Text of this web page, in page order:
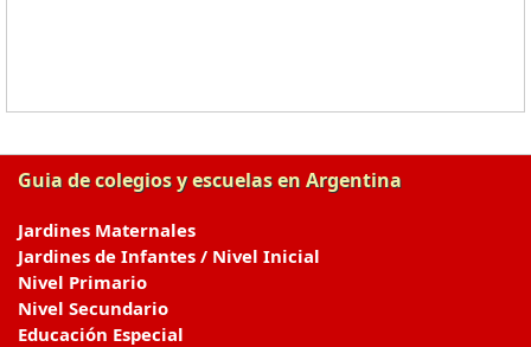
Guia de colegios y escuelas en Argentina
Jardines Maternales
Jardines de Infantes / Nivel Inicial
Nivel Primario
Nivel Secundario
Educación Especial